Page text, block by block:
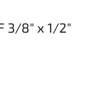
3/8" x 1/2"